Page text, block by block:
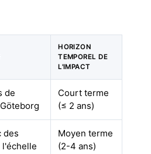
HORIZON
TEMPOREL DE
L'IMPACT
de
Court terme
(≤ 2 ans)
des
l'échelle
Moyen terme
(2-4 ans)